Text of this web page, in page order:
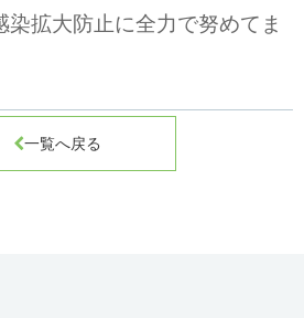
染拡大防止に全力で努めてま
一覧へ戻る